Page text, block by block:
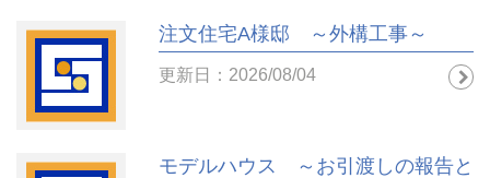
注文住宅A様邸 ～外構工事～
更新日：2026/08/04
モデルハウス ～お引渡しの報告と